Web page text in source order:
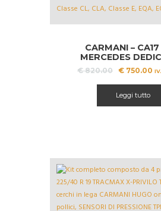
OFFERT
A!
CARMANI – CA17
MERCEDES
€820.00 Il
era:
€ 820.00.
€ 750.00 Il
€
Leggi tutto